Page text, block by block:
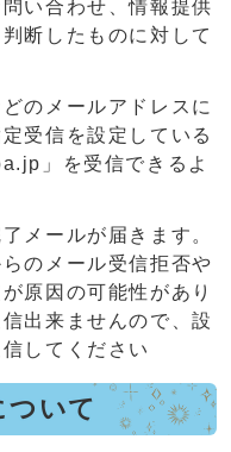
い合わせ、情報提供
断したものに対して
のメールアドレスに
受信を設定している
」を受信できるよ
メールが届きます。
のメール受信拒否や
原因の可能性があり
出来ませんので、設
してください
ついて